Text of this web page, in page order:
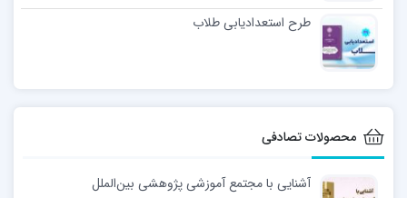
طرح استعدادیابی طلاب
محصولات تصادفی
آشنایی با مجتمع آموزشی پژوهشی بین‌الملل